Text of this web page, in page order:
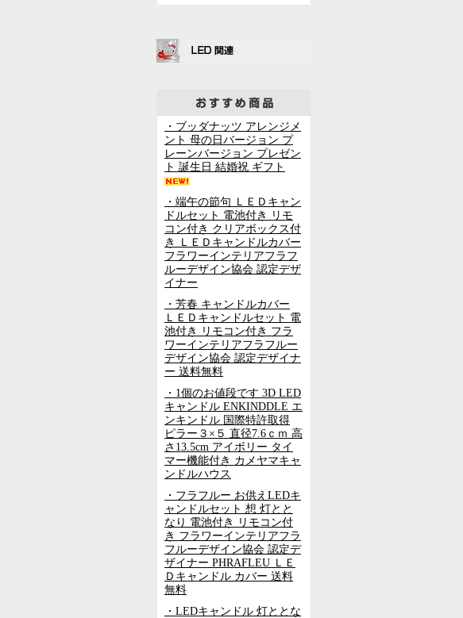
・ブッダナッツ アレンジメ
ント 母の日バージョン プ
レーンバージョン プレゼン
ト 誕生日 結婚祝 ギフト
・端午の節句 ＬＥＤキャン
ドルセット 電池付き リモ
コン付き クリアボックス付
き ＬＥＤキャンドルカバー
フラワーインテリアフラフ
ルーデザイン協会 認定デザ
イナー
・芳春 キャンドルカバー
ＬＥＤキャンドルセット 電
池付き リモコン付き フラ
ワーインテリアフラフルー
デザイン協会 認定デザイナ
ー 送料無料
・1個のお値段です 3D LED
キャンドル ENKINDDLE エ
ンキンドル 国際特許取得
ピラー３×５ 直径7.6ｃｍ 高
さ13.5cm アイボリー タイ
マー機能付き カメヤマキャ
ンドルハウス
・フラフルー お供えLEDキ
ャンドルセット 想 灯とと
なり 電池付き リモコン付
き フラワーインテリアフラ
フルーデザイン協会 認定デ
ザイナー PHRAFLEU ＬＥ
Ｄキャンドル カバー 送料
無料
・LEDキャンドル 灯ととな